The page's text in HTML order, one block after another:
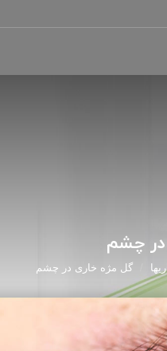
در چشم
گل مژه خاری در چشم